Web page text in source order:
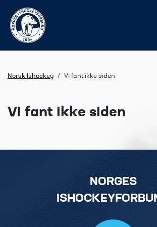
Norsk Ishockey / Vi fant ikke siden
Vi fant ikke siden
NORGES